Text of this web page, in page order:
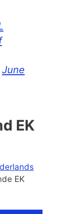
June
EK
EK